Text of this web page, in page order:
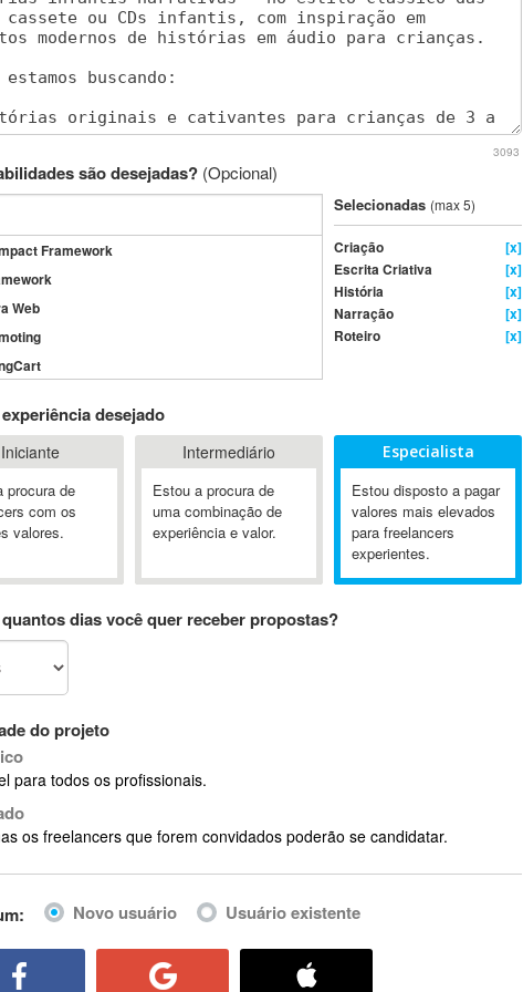
3093
são desejadas? (Opcional)
Framework
Web
Toolkit (AWT)
Selecionadas (max 5)
Criação
[x]
Escrita Criativa
[x]
História
[x]
Narração
[x]
Roteiro
[x]
desejado
Iniciante
procura de
com os
valores.
Intermediário
Estou a procura de
uma combinação de
experiência e valor.
Especialista
Estou disposto a pagar
valores mais elevados
para freelancers
experientes.
dias você quer receber propostas?
do projeto
para todos os profissionais.
os freelancers que forem convidados poderão se candidatar.
Novo usuário Usuário existente